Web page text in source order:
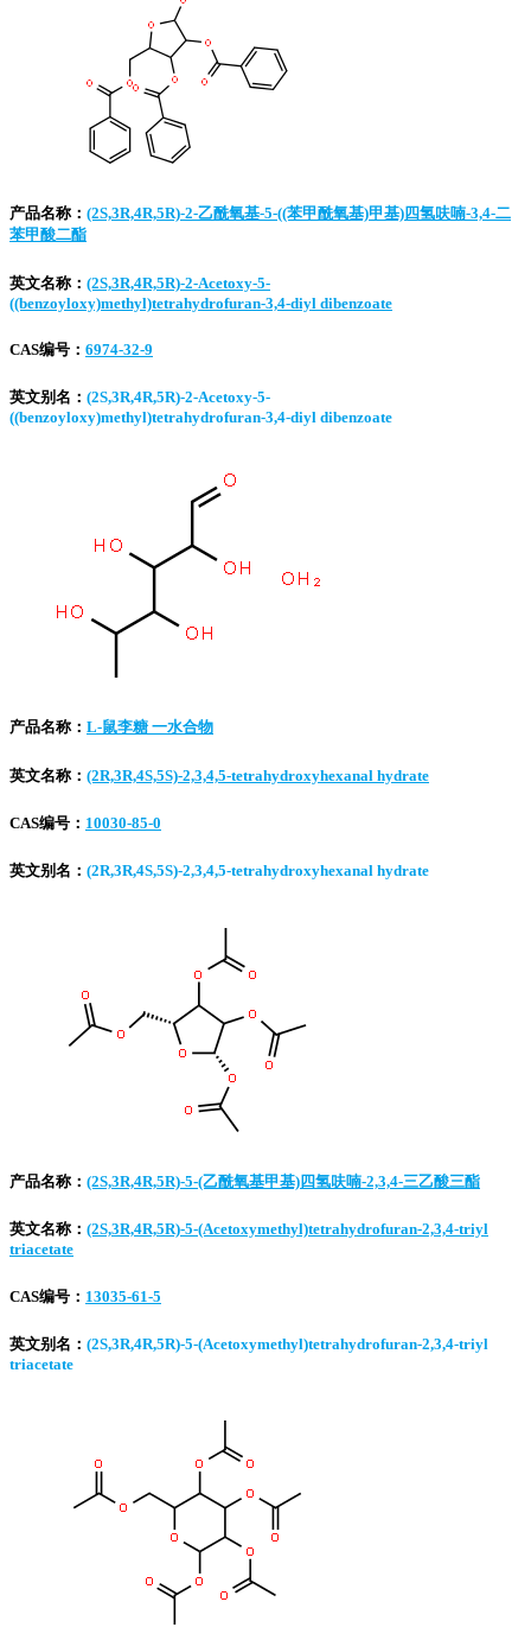
产品名称： (2S,3R,4R,5R)-2-乙酰氧基-5-((苯甲酰氧基)甲基)四氢呋喃-3,4-二
苯甲酸二酯
英文名称： (2S,3R,4R,5R)-2-Acetoxy-5-
((benzoyloxy)methyl)tetrahydrofuran-3,4-diyl dibenzoate
CAS编号： 6974-32-9
英文别名： (2S,3R,4R,5R)-2-Acetoxy-5-
((benzoyloxy)methyl)tetrahydrofuran-3,4-diyl dibenzoate
产品名称： L-鼠李糖 一水合物
英文名称： (2R,3R,4S,5S)-2,3,4,5-tetrahydroxyhexanal hydrate
CAS编号： 10030-85-0
英文别名： (2R,3R,4S,5S)-2,3,4,5-tetrahydroxyhexanal hydrate
产品名称： (2S,3R,4R,5R)-5-(乙酰氧基甲基)四氢呋喃-2,3,4-三乙酸三酯
英文名称： (2S,3R,4R,5R)-5-(Acetoxymethyl)tetrahydrofuran-2,3,4-triyl
triacetate
CAS编号： 13035-61-5
英文别名： (2S,3R,4R,5R)-5-(Acetoxymethyl)tetrahydrofuran-2,3,4-triyl
triacetate